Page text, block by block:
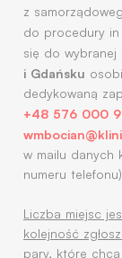
z
do procedury
się do wybranej
i Gdańsku
dedykowaną
+48 576 000
w mailu danych
numeru
Liczba miejsc
kolejność
pary, które